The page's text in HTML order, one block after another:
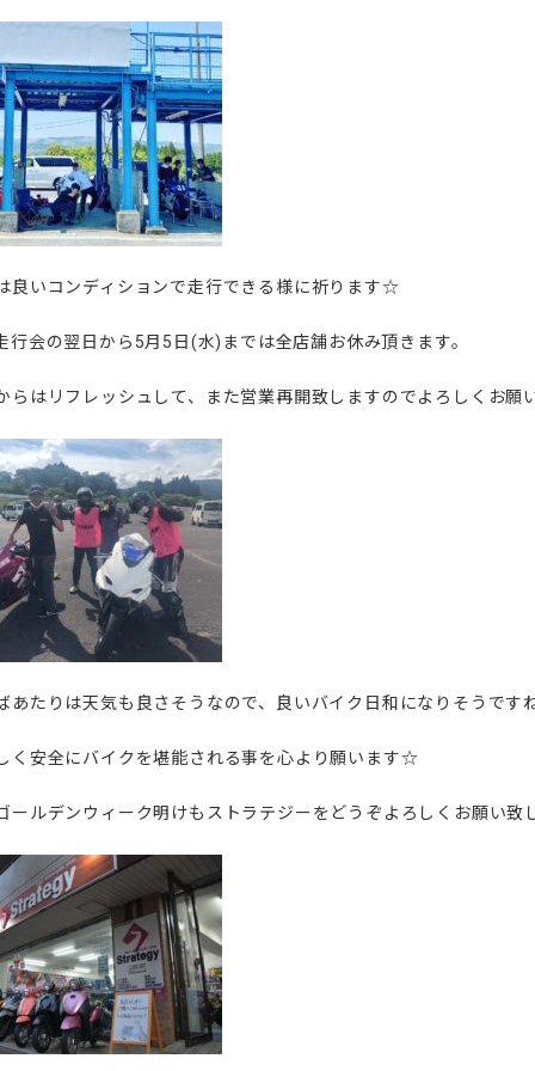
良いコンディションで走行できる様に祈ります☆
行会の翌日から5月5日(水)までは全店舗お休み頂きます。
らはリフレッシュして、また営業再開致しますのでよろしくお願
あたりは天気も良さそうなので、良いバイク日和になりそうです
く安全にバイクを堪能される事を心より願います☆
ールデンウィーク明けもストラテジーをどうぞよろしくお願い致